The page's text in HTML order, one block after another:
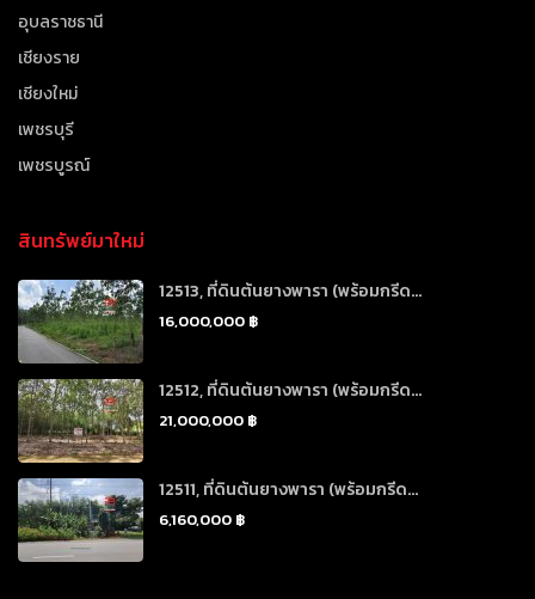
อุบลราชธานี
เชียงราย
เชียงใหม่
เพชรบุรี
เพชรบูรณ์
สินทรัพย์มาใหม่
12513, ที่ดินต้นยางพารา (พร้อมกรีด...
16,000,000 ฿
12512, ที่ดินต้นยางพารา (พร้อมกรีด...
21,000,000 ฿
12511, ที่ดินต้นยางพารา (พร้อมกรีด...
6,160,000 ฿